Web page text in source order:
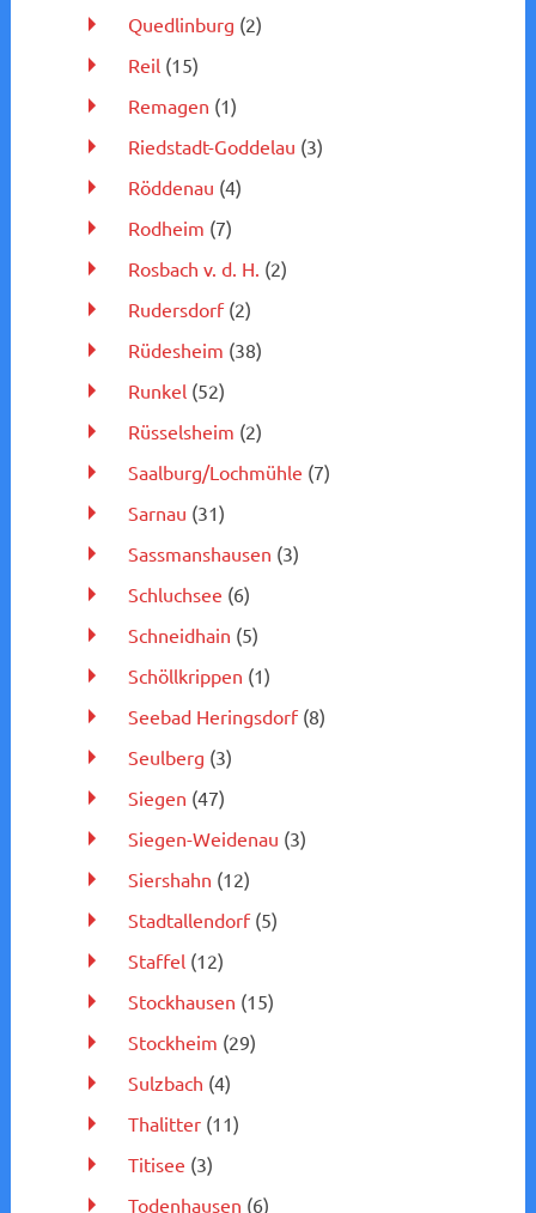
Quedlinburg (2)
Reil(15)
Remagen (1)
Riedstadt-Goddelau (3)
Röddenau (4)
Rodheim (7)
Rosbach v. d. H. (2)
Rudersdorf(2)
Rüdesheim (38)
Runkel(52)
Rüsselsheim (2)
Saalburg/Lochmühle (7)
Sarnau (31)
Sassmanshausen (3)
Schluchsee (6)
Schneidhain (5)
Schöllkrippen (1)
Seebad Heringsdorf(8)
Seulberg (3)
Siegen (47)
Siegen-Weidenau (3)
Siershahn (12)
Stadtallendorf(5)
Staffel(12)
Stockhausen (15)
Stockheim (29)
Sulzbach (4)
Thalitter(11)
Titisee (3)
Todenhausen (6)